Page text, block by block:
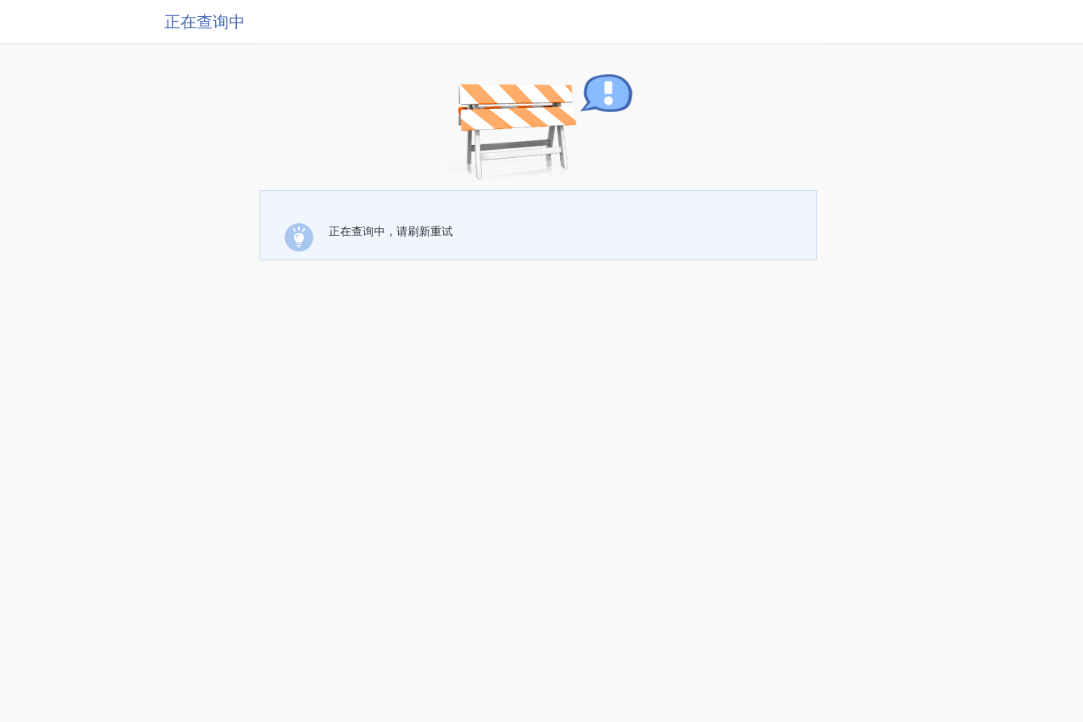
正在查询中
正在查询中，请刷新重试